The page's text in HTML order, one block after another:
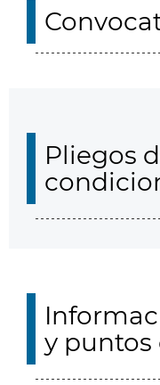
Pliegos
y puntos